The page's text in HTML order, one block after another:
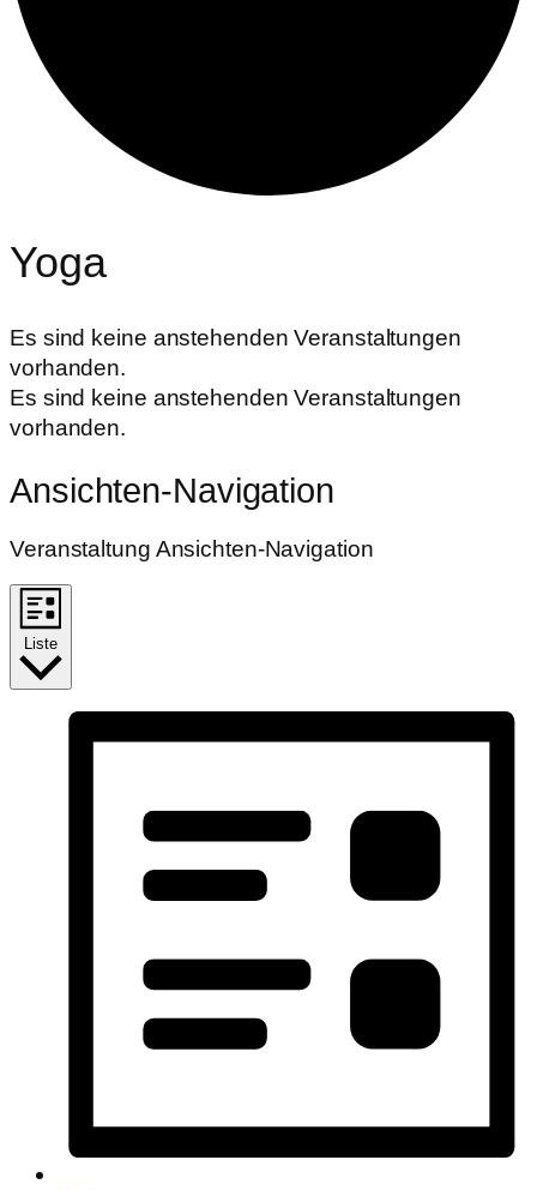
Yoga
Es sind keine anstehenden Veranstaltungen
vorhanden.
Es sind keine anstehenden Veranstaltungen
vorhanden.
Ansichten-Navigation
Veranstaltung Ansichten-Navigation
Liste